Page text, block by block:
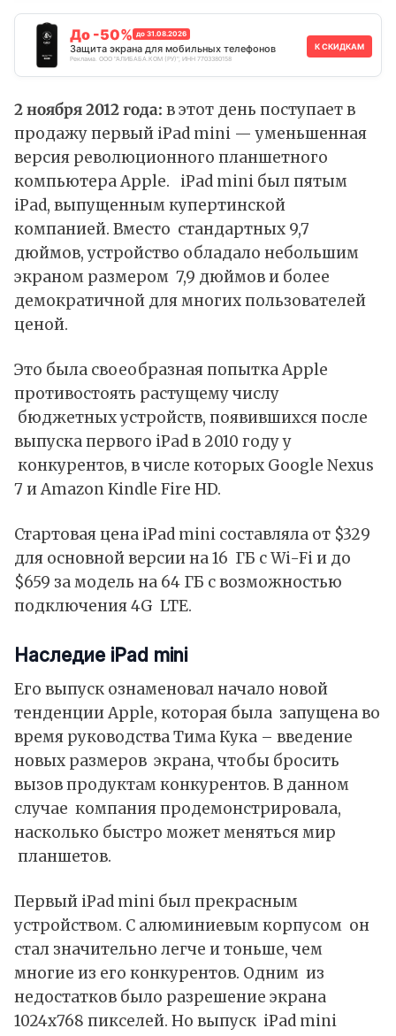
До -50% до 31.08.2026
Защита экрана для мобильных телефонов
Реклама. ООО "АЛИБАБА.КОМ (РУ)", ИНН 7703380158
К СКИДКАМ
2 ноября 2012 года: в этот день поступает в
продажу первый iPad mini — уменьшенная
версия революционного планшетного
компьютера Apple. iPad mini был пятым
iPad, выпущенным купертинской
компанией. Вместо стандартных 9,7
дюймов, устройство обладало небольшим
экраном размером 7,9 дюймов и более
демократичной для многих пользователей
ценой.
Это была своеобразная попытка Apple
противостоять растущему числу
бюджетных устройств, появившихся после
выпуска первого iPad в 2010 году у
конкурентов, в числе которых Google Nexus
7 и Amazon Kindle Fire HD.
Стартовая цена iPad mini составляла от $329
для основной версии на 16 ГБ с Wi-Fi и до
$659 за модель на 64 ГБ с возможностью
подключения 4G LTE.
Наследие iPad mini
Его выпуск ознаменовал начало новой
тенденции Apple, которая была запущена во
время руководства Тима Кука – введение
новых размеров экрана, чтобы бросить
вызов продуктам конкурентов. В данном
случае компания продемонстрировала,
насколько быстро может меняться мир
планшетов.
Первый iPad mini был прекрасным
устройством. С алюминиевым корпусом он
стал значительно легче и тоньше, чем
многие из его конкурентов. Одним из
недостатков было разрешение экрана
1024х768 пикселей. Но выпуск iPad mini